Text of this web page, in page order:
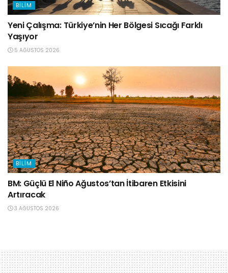
BILIM
Yeni Çalışma: Türkiye’nin Her Bölgesi Sıcağı Farklı
Yaşıyor
5 AĞUSTOS 2026
BILIM
BM: Güçlü El Niño Ağustos’tan İtibaren Etkisini
Artıracak
3 AĞUSTOS 2026